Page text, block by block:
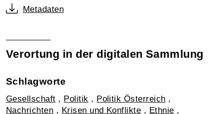
Metadaten
Verortung in der digitalen Sammlung
Schlagworte
Gesellschaft , Politik , Politik Österreich ,
Nachrichten , Krisen und Konflikte , Ethnie ,